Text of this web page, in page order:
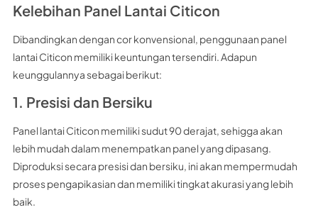
Kelebihan Panel Lantai Citicon
Dibandingkan dengan cor konvensional, penggunaan panel
lantai Citicon memiliki keuntungan tersendiri. Adapun
keunggulannya sebagai berikut:
1. Presisi dan Bersiku
Panel lantai Citicon memiliki sudut 90 derajat, sehigga akan
lebih mudah dalam menempatkan panel yang dipasang.
Diproduksi secara presisi dan bersiku, ini akan mempermudah
proses pengapikasian dan memiliki tingkat akurasi yang lebih
baik.